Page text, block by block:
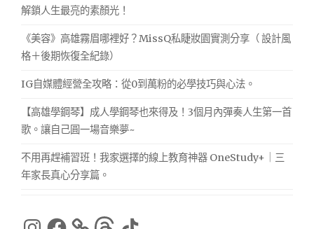
解鎖人生最亮的素顏光！
《美容》高雄霧眉哪裡好？MissQ私睫妝園實測分享（ 設計風
格＋後期恢復全紀錄）
IG自媒體經營全攻略：從0到萬粉的必學技巧與心法。
【高雄學鋼琴】成人學鋼琴也來得及！3個月內彈奏人生第一首
歌。讓自己圓一場音樂夢~
不用再趕補習班！我家選擇的線上教育神器 OneStudy+｜三
年家長真心分享篇。
Instagram
Facebook ThreadsTikTok